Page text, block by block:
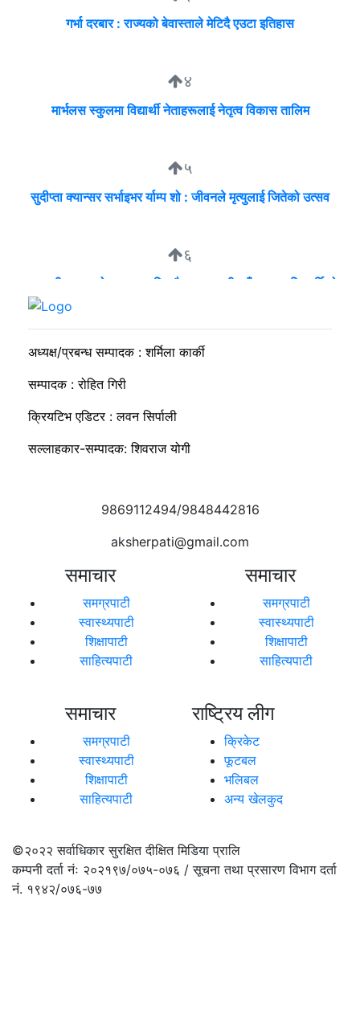
गर्भा दरबार : राज्यको बेवास्ताले मेटिदै एउटा इतिहास
४
मार्भलस स्कुलमा विद्यार्थी नेताहरूलाई नेतृत्व विकास तालिम
५
सुदीप्ता क्यान्सर सर्भाइभर र्याम्प शो : जीवनले मृत्युलाई जितेको उत्सव
६
व्यवसायी मुन्दडाको घरमा एकाबिहानै खानतलासी, पाँच घन्टापछि फर्कियो
अध्यक्ष/प्रबन्ध सम्पादक : शर्मिला कार्की
सम्पादक : रोहित गिरी
क्रियटिभ एडिटर : लवन सिर्पाली
सल्लाहकार-सम्पादक: शिवराज योगी
9869112494/9848442816
aksherpati@gmail.com
समाचार
समग्रपाटी
स्वास्थ्यपाटी
शिक्षापाटी
साहित्यपाटी
समाचार
समग्रपाटी
स्वास्थ्यपाटी
शिक्षापाटी
साहित्यपाटी
समाचार
समग्रपाटी
स्वास्थ्यपाटी
शिक्षापाटी
साहित्यपाटी
राष्ट्रिय लीग
क्रिकेट
फूटबल
भलिबल
अन्य खेलकुद
©२०२२सर्वाधिकार सुरक्षित दीक्षित मिडिया प्रालि
कम्पनी दर्ता नंः २०२१९७/०७५-०७६ / सूचना तथा प्रसारण विभाग दर्ता
नं. १९४२/०७६-७७